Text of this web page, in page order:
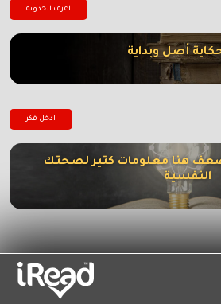
اعرف الحدوتة
أصل وبداية
ادخل فكر
هنا معلومات كتير لصحتك
النفسية